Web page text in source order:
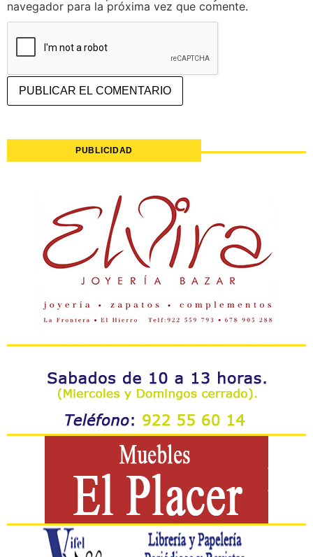
navegador para la próxima vez que comente.
PUBLICIDAD